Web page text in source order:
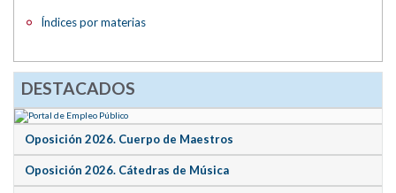
Índices por materias
DESTACADOS
Oposición 2026. Cuerpo de Maestros
Oposición 2026. Cátedras de Música